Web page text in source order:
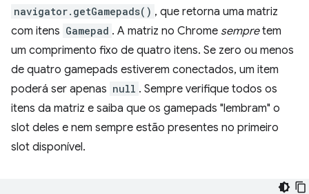
navigator.getGamepads() , que retorna uma matriz
com itens Gamepad . A matriz no Chrome sempretem
um comprimento fixo de quatro itens. Se zero ou menos
de quatro gamepads estiverem conectados, um item
poderá ser apenas null . Sempre verifique todos os
itens da matriz e saiba que os gamepads "lembram" o
slot deles e nem sempre estão presentes no primeiro
slot disponível.